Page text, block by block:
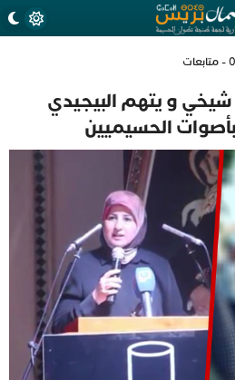
شيخي و يتهم البيجيدي
بأصوات الحسيميين